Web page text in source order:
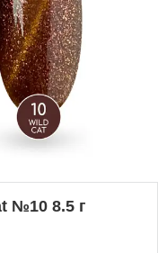
№10 8.5 г